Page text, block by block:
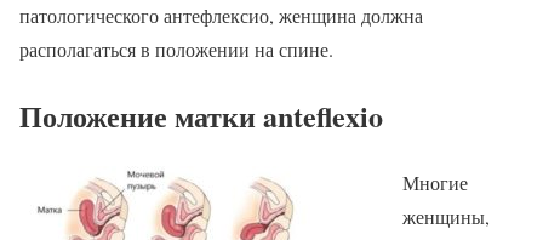
патологического антефлексио, женщина должна
располагаться в положении на спине.
Положение матки anteflexio
Многие
женщины,